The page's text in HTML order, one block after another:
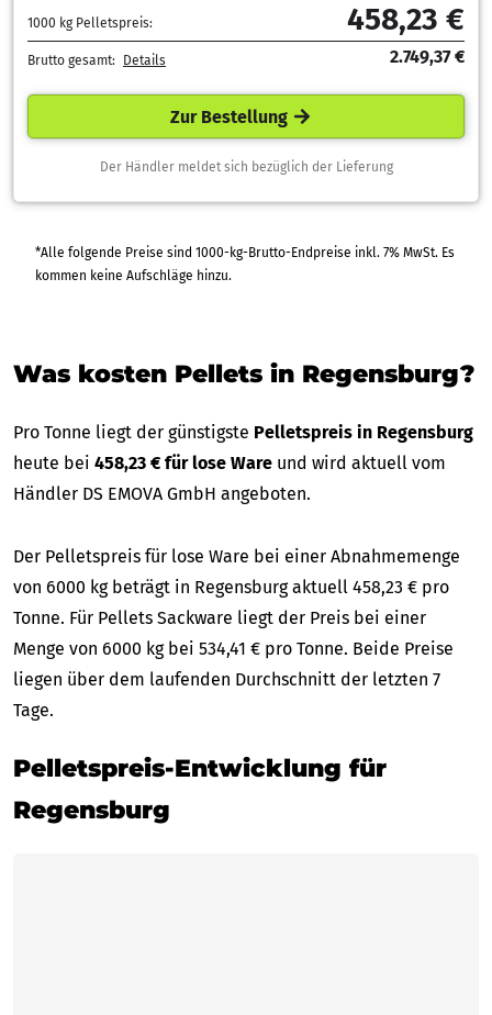
1000 kg Pelletspreis: 458,23 €
Brutto gesamt: Details 2.749,37 €
Zur Bestellung
Der Händler meldet sich bezüglich der Lieferung
*Alle folgende Preise sind 1000-kg-Brutto-Endpreise inkl. 7% MwSt. Es
kommen keine Aufschläge hinzu.
Was kosten Pellets in Regensburg?
Pro Tonne liegt der günstigste Pelletspreis in Regensburg
heute bei 458,23 € für lose Ware und wird aktuell vom
Händler DS EMOVA GmbH angeboten.
Der Pelletspreis für lose Ware bei einer Abnahmemenge
von 6000 kg beträgt in Regensburg aktuell 458,23 € pro
Tonne. Für Pellets Sackware liegt der Preis bei einer
Menge von 6000 kg bei 534,41 € pro Tonne. Beide Preise
liegen über dem laufenden Durchschnitt der letzten 7
Tage.
Pelletspreis-Entwicklung für
Regensburg